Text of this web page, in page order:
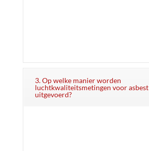
3. Op welke manier worden
luchtkwaliteitsmetingen voor asbest
uitgevoerd?